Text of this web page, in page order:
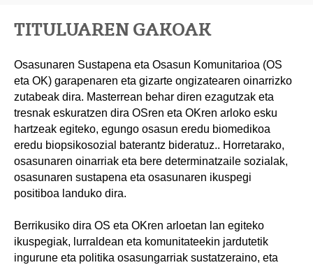
TITULUAREN GAKOAK
Osasunaren Sustapena eta Osasun Komunitarioa (OS
eta OK) garapenaren eta gizarte ongizatearen oinarrizko
zutabeak dira. Masterrean behar diren ezagutzak eta
tresnak eskuratzen dira OSren eta OKren arloko esku
hartzeak egiteko, egungo osasun eredu biomedikoa
eredu biopsikosozial baterantz bideratuz.. Horretarako,
osasunaren oinarriak eta bere determinatzaile sozialak,
osasunaren sustapena eta osasunaren ikuspegi
positiboa landuko dira.
Berrikusiko dira OS eta OKren arloetan lan egiteko
ikuspegiak, lurraldean eta komunitateekin jardutetik
ingurune eta politika osasungarriak sustatzeraino, eta